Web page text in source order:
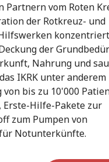
Partnern vom Roten
der Rotkreuz- und
der
Nahrung und
IKRK unter anderem
bis zu 10'000
Erste-Hilfe-Pakete zur
zum Pumpen von
Notunterkünfte.